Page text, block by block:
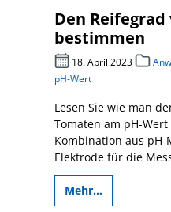
Den
bestimmen
18. April 2023
pH-Wert
Lesen Sie wie man
Tomaten am pH-
Kombination aus
Elektrode für die
Mehr...